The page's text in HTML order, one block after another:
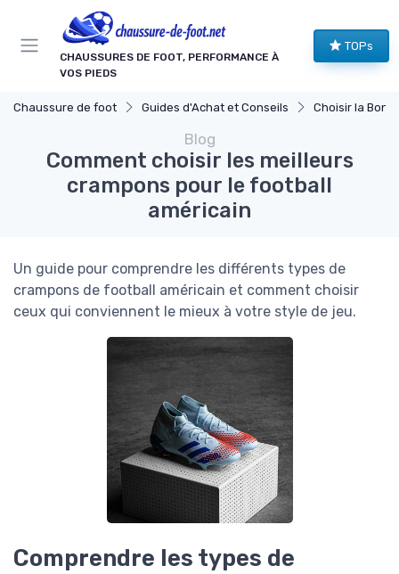
CHAUSSURES DE FOOT, PERFORMANCE À
VOS PIEDS
TOPs
Chaussure de foot Guides d'Achat et Conseils Choisir la
Blog
Comment choisir les meilleurs
crampons pour le football
américain
Un guide pour comprendre les différents types de
crampons de football américain et comment choisir
ceux qui conviennent le mieux à votre style de jeu.
Comprendre les types de
Panneau de gestion des cookies